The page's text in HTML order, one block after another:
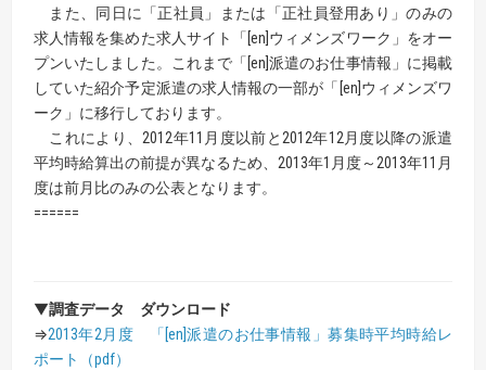
また、同日に「正社員」または「正社員登用あり」のみの
求人情報を集めた求人サイト「[en]ウィメンズワーク」をオー
プンいたしました。これまで「[en]派遣のお仕事情報」に掲載
していた紹介予定派遣の求人情報の一部が「[en]ウィメンズワ
ーク」に移行しております。
これにより、2012年11月度以前と2012年12月度以降の派遣
平均時給算出の前提が異なるため、2013年1月度～2013年11月
度は前月比のみの公表となります。
======
▼調査データ ダウンロード
⇒2013年2月度 「[en]派遣のお仕事情報」募集時平均時給レ
ポート（pdf）